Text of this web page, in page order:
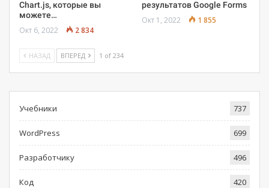
Chart.js, которые вы
можете…
Окт 6, 2022 2 834
результатов Google Forms
Окт 1, 2022 1 855
НАЗАД ВПЕРЕД 1 of 234
Учебники 737
WordPress 699
Разработчику 496
Код 420